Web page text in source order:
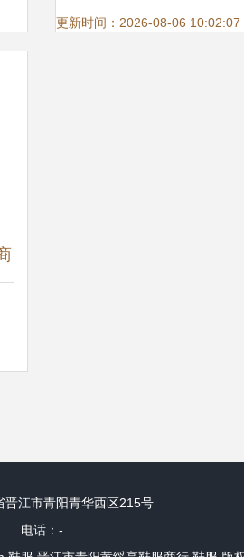
更新时间：2026-08-06 10:02:07
晋江市青阳青华西区215号
电话：-